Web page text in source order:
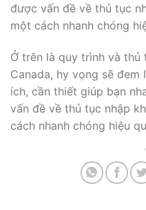
được vấn đề về thủ tục
một cách nhanh chóng
Ở trên là quy trình và thủ
Canada, hy vọng sẽ
ích, cần thiết giúp bạn
vấn đề về thủ tục nhập
cách nhanh chóng hiệu